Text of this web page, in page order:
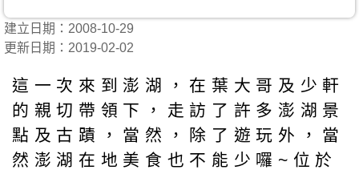
建立日期：2008-10-29
更新日期：2019-02-02
這一次來到澎湖，在葉大哥及少軒
的親切帶領下，走訪了許多澎湖景
點及古蹟，當然，除了遊玩外，當
然澎湖在地美食也不能少囉~位於